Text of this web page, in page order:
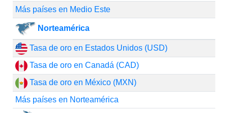
Más países en Medio Este
Norteamérica
Tasa de oro en Estados Unidos (USD)
Tasa de oro en Canadá (CAD)
Tasa de oro en México (MXN)
Más países en Norteamérica